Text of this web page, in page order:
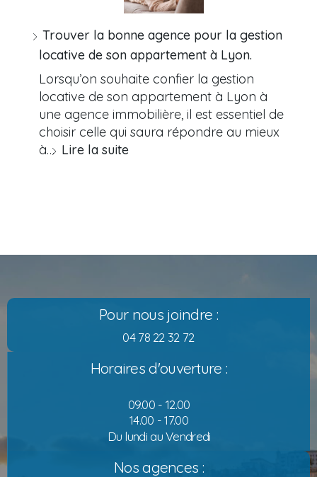
Trouver la bonne agence pour la gestion
locative de son appartement à Lyon.
Lorsqu’on souhaite confier la gestion
locative de son appartement à Lyon à
une agence immobilière, il est essentiel de
choisir celle qui saura répondre au mieux
à… Lire la suite
Pour nous joindre :
04 78 22 32 72
Horaires d'ouverture :
09.00 - 12.00
14.00 - 17.00
Du lundi au Vendredi
Nos agences :